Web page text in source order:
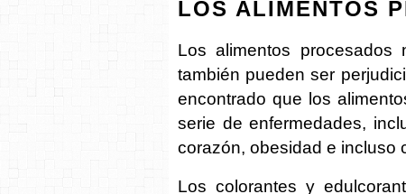
LOS ALIMENTOS
Los alimentos
también pueden ser
encontrado que los
serie de enfermedades,
corazón, obesidad e incluso
Los colorantes y